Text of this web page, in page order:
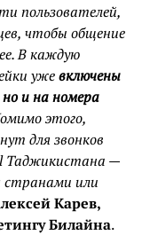
пользователей,
чтобы общение
В каждую
ужевключены
и на номера
этого,
для звонков
Таджикистана —
странами или
Карев,
Билайна.